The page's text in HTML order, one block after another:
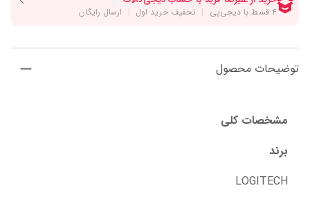
توضیحات محصول
مشخصات کلی
برند
LOGITECH